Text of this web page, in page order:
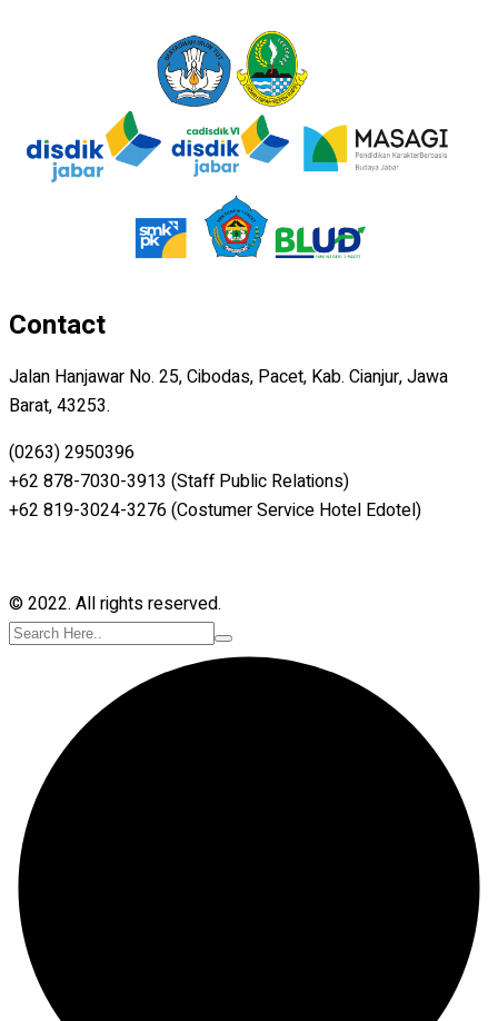
Contact
Jalan Hanjawar No. 25, Cibodas, Pacet, Kab. Cianjur, Jawa
Barat, 43253.
(0263) 2950396
+62 878-7030-3913 (Staff Public Relations)
+62 819-3024-3276 (Costumer Service Hotel Edotel)
© 2022. All rights reserved.